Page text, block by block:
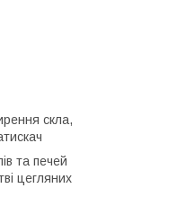
скла,
та печей
цегляних